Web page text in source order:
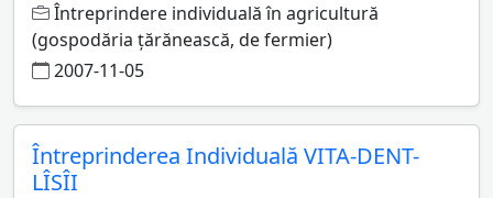
Întreprindere individuală în agricultură
(gospodăria ţărănească, de fermier)
2007-11-05
Întreprinderea Individuală VITA-DENT-
LÎSÎI